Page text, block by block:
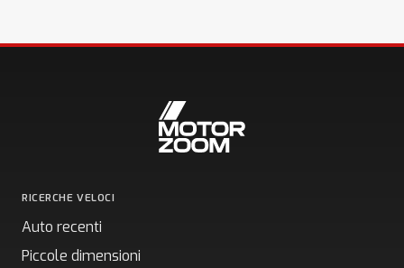
RICERCHE VELOCI
Auto recenti
Piccole dimensioni